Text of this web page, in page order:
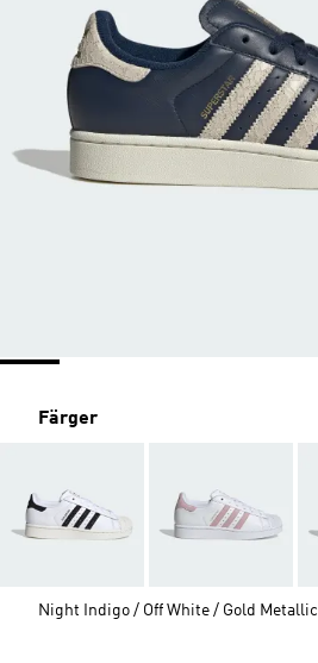
Färger
Night Indigo / Off White / Gold Metallic